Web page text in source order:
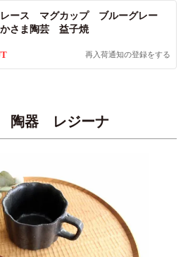
レース マグカップ ブルーグレー
さま陶芸 益子焼
再入荷通知の登録をする
陶器 レジーナ